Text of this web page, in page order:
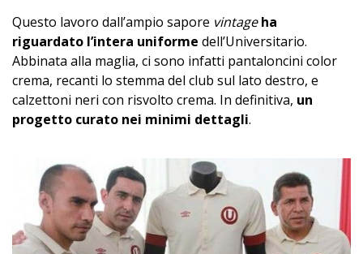
Questo lavoro dall’ampio sapore vintage ha
riguardato l’intera uniforme dell’Universitario.
Abbinata alla maglia, ci sono infatti pantaloncini color
crema, recanti lo stemma del club sul lato destro, e
calzettoni neri con risvolto crema. In definitiva, un
progetto curato nei minimi dettagli.